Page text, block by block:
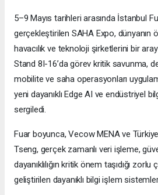
5–9 Mayıs tarihleri arasında İstanbul
gerçekleştirilen SAHA Expo, dünyanın
havacılık ve teknoloji şirketlerini bir
Stand 8I-16’da görev kritik savunma,
mobilite ve saha operasyonları
yeni dayanıklı Edge AI ve endüstriyel
sergiledi.
Fuar boyunca, Vecow MENA ve
Tseng, gerçek zamanlı veri işleme,
dayanıklılığın kritik önem taşıdığı
geliştirilen dayanıklı bilgi işlem